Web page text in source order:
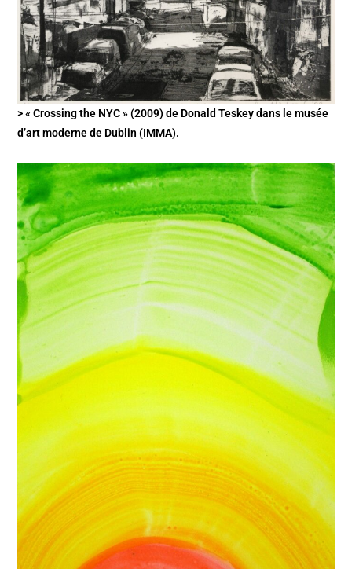
> « Crossing the NYC » (2009) de Donald Teskey dans le musée
d’art moderne de Dublin (IMMA).